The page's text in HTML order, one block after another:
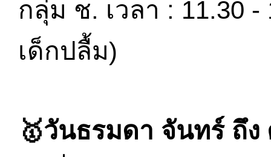
กลุ่ม ช. เวลา : 11.30
เด็กปลื้ม)
🥇วันธรมดา จันทร์ ถึง